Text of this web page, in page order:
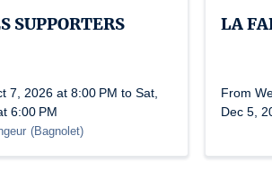
SUPPORTERS
7, 2026 at 8:00 PM to Sat,
6:00 PM
(Bagnolet)
LA
From
Dec 5,